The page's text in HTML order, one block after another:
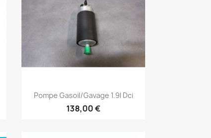
Aperçu rapide
Pompe Gasoil/gavage 1.9l Dci
138,00 €